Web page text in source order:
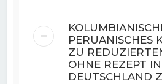
PERUANISCHES
ZU
OHNE REZEPT IN
DEUTSCHLAND